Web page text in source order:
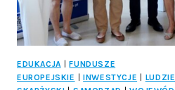
EDUKACJA | FUNDUSZE
EUROPEJSKIE | INWESTYCJE | LUDZIE